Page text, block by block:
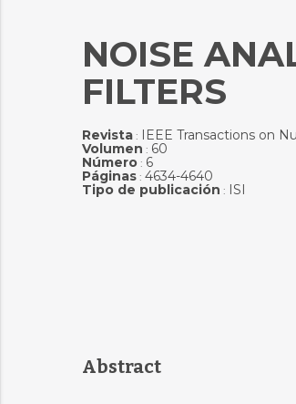
NOISE
FILTERS
Revista: IEEE Transactions on
Volumen : 60
Número: 6
Páginas: 4634-4640
Tipo de publicación : ISI
Abstract